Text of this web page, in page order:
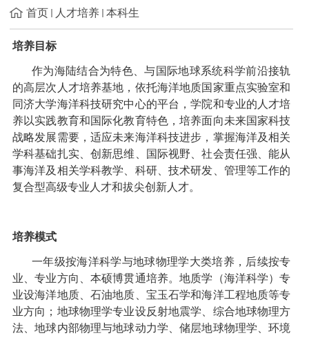
首页 人才培养 本科生
培养目标
作为海陆结合为特色、与国际地球系统科学前沿接轨
的高层次人才培养基地，依托海洋地质国家重点实验室和
同济大学海洋科技研究中心的平台，学院和专业的人才培
养以实践教育和国际化教育特色，培养面向未来国家科技
战略发展需要，适应未来海洋科技进步，掌握海洋及相关
学科基础扎实、创新思维、国际视野、社会责任强、能从
事海洋及相关学科教学、科研、技术研发、管理等工作的
复合型高级专业人才和拔尖创新人才。
培养模式
一年级按海洋科学与地球物理学大类培养，后续按专
业、专业方向、本硕博贯通培养。地质学（海洋科学）专
业设海洋地质、石油地质、宝玉石学和海洋工程地质等专
业方向；地球物理学专业设反射地震学、综合地球物理方
法、地球内部物理与地球动力学、储层地球物理学、环境